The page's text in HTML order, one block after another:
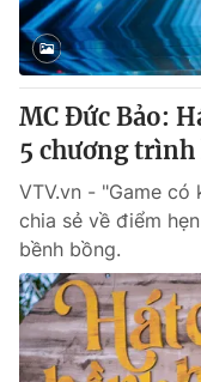
Sản phẩm
Thị trường
Tư vấn
Lịch phát sóng
Chuyên mục khác
Emagazine
Photo
Video
MC Đức Bảo:
5 chương
VTV.vn - "Game có
chia sẻ về điểm
bềnh bồng.